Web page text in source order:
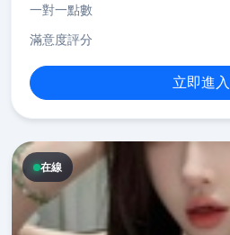
一對一點數
滿意度評分
立即進入
在線